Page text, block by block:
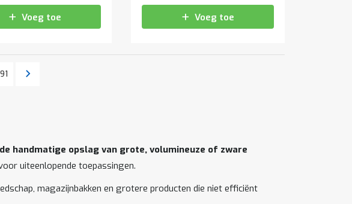
Voeg toe Voeg toe
Pagina Pagina
Volgende
handmatige opslag van grote, volumineuze of zware
uiteenlopende toepassingen.
magazijnbakken en grotere producten die niet efficiënt